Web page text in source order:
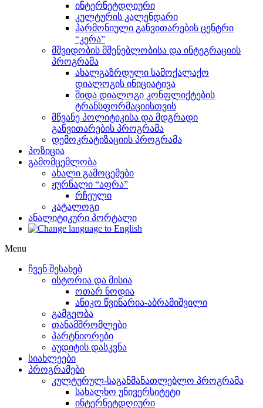
ინტერნეტდღიური
კულტურის კალენდარი
ჰარმონიული განვითარების ცენტრი
“კერა”
მშვიდობის მშენებლობისა და ინტეგრაციის
პროგრამა
ახალგაზრდული სამოქალაქო
დიალოგის ინიციატივა
შიდა დიალოგი კონფლიქტების
ტრანსფორმაციისთვის
მწვანე პოლიტიკისა და მდგრადი
განვითარების პროგრამა
დემოკრატიზაციის პროგრამა
პოზიცია
გამომცემლობა
ახალი გამოცემები
ჟურნალი “აფრა”
რჩეული
კატალოგი
ანალიტიკური პორტალი
Menu
ჩვენ შესახებ
ისტორია და მისია
ოთარ ნოდია
ანიკო წვინარია-აბრამიშვილი
გამგეობა
თანამშრომლები
პარტნიორები
აუდიტის დასკვნა
სიახლეები
პროგრამები
კულტურულ-საგანმანათლებლო პროგრამა
სახალხო უნივერსიტეტი
ინტერნეტდღიური